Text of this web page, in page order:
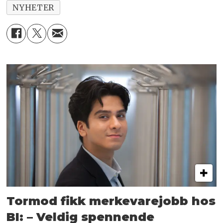
NYHETER
Tormod fikk merkevarejobb hos
BI: – Veldig spennende